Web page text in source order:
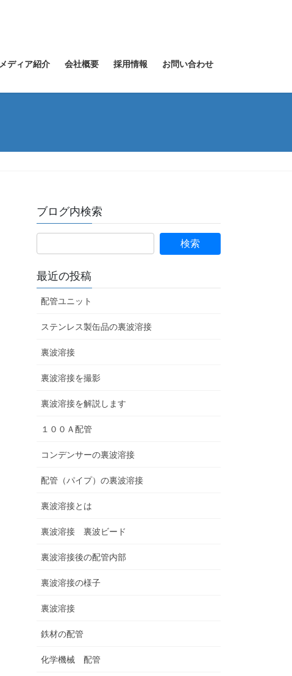
メディア紹介 会社概要 採用情報 お問い合わせ
ブログ内検索
最近の投稿
配管ユニット
ステンレス製缶品の裏波溶接
裏波溶接
裏波溶接を撮影
裏波溶接を解説します
１００Ａ配管
コンデンサーの裏波溶接
配管（パイプ）の裏波溶接
裏波溶接とは
裏波溶接 裏波ビード
裏波溶接後の配管内部
裏波溶接の様子
裏波溶接
鉄材の配管
化学機械 配管